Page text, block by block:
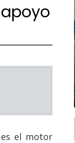
el motor